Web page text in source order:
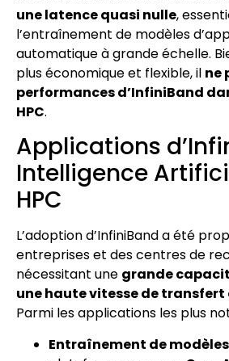
une latence quasi nulle,
l’entraînement de modèles
automatique à grande échelle.
plus économique et flexible, il ne
performances d’InfiniBand
HPC.
Applications
Intelligence
HPC
L’adoption d’InfiniBand a été
entreprises et des centres de
nécessitant une grande
une haute vitesse de transfert
Parmi les applications les plus
Entraînement de modèles